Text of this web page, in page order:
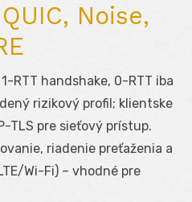
Noise,
1-RTT handshake, 0-RTT iba
rizikový profil; klientske
TLS pre sieťový prístup.
riadenie preťaženia a
Wi-Fi) – vhodné pre